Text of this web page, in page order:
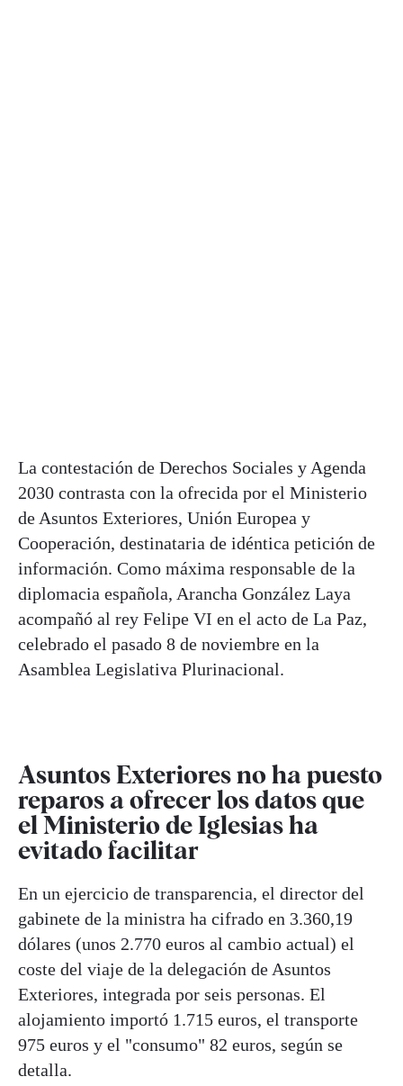
La contestación de Derechos Sociales y Agenda
2030 contrasta con la ofrecida por el Ministerio
de Asuntos Exteriores, Unión Europea y
Cooperación, destinataria de idéntica petición de
información. Como máxima responsable de la
diplomacia española, Arancha González Laya
acompañó al rey Felipe VI en el acto de La Paz,
celebrado el pasado 8 de noviembre en la
Asamblea Legislativa Plurinacional.
Asuntos Exteriores no ha puesto
reparos a ofrecer los datos que
el Ministerio de Iglesias ha
evitado facilitar
En un ejercicio de transparencia, el director del
gabinete de la ministra ha cifrado en 3.360,19
dólares (unos 2.770 euros al cambio actual) el
coste del viaje de la delegación de Asuntos
Exteriores, integrada por seis personas. El
alojamiento importó 1.715 euros, el transporte
975 euros y el "consumo" 82 euros, según se
detalla.